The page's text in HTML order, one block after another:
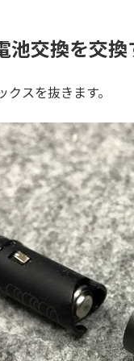
池交換を交換
スを抜きます。